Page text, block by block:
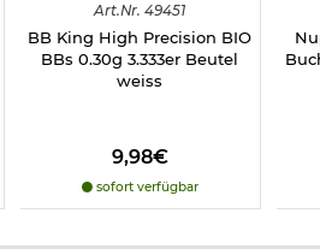
Art.Nr. 49451
BB King High Precision BIO
BBs 0.30g 3.333er Beutel
weiss
9,98€
sofort verfügbar